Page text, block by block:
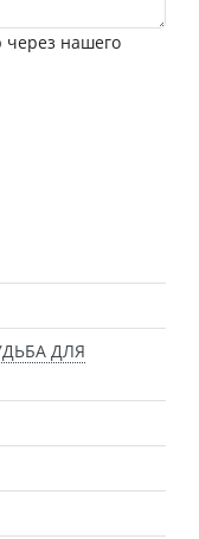
через нашего
ДЛЯ